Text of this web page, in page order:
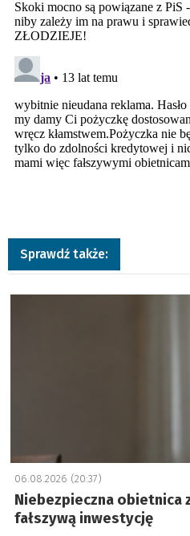
Sprawdź także:
a
06.08.2026 (20:37)
Niebezpieczna obietnica
fałszywą inwestycję